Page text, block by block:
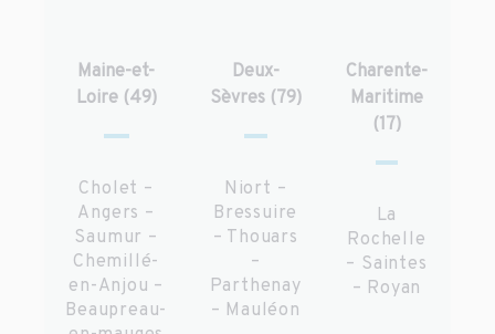
Maine-et-
Loire (49)
Cholet –
Angers –
Saumur –
Chemillé-
en-Anjou –
Beaupreau-
Deux-
Sèvres (79)
Niort –
Bressuire
– Thouars
–
Parthenay
– Mauléon
Charente-
Maritime
(17)
La
Rochelle
– Saintes
– Royan